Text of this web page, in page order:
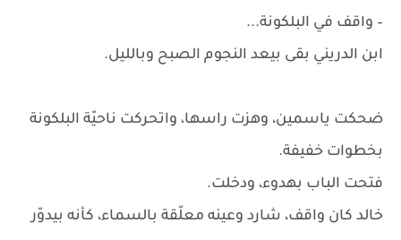
– واقف في البلكونة...
ابن الدريني بقى بيعد النجوم الصبح وبالليل.
ضحكت ياسمين، وهزت راسها، واتحركت ناحيّة البلكونة
بخطوات خفيفة.
فتحت الباب بهدوء، ودخلت.
خالد كان واقف، شارد وعينه معلّقة بالسماء، كأنه بيدوّر